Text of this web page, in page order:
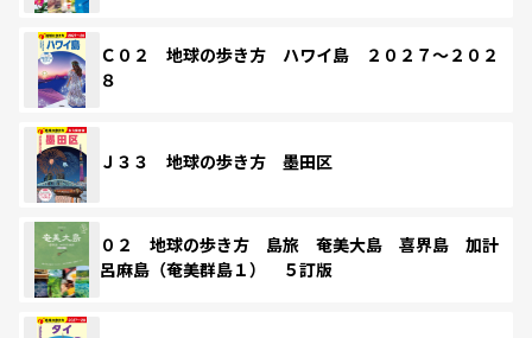
Ｃ０２ 地球の歩き方 ハワイ島 ２０２７～２０２
８
Ｊ３３ 地球の歩き方 墨田区
０２ 地球の歩き方 島旅 奄美大島 喜界島 加計
呂麻島（奄美群島１） ５訂版